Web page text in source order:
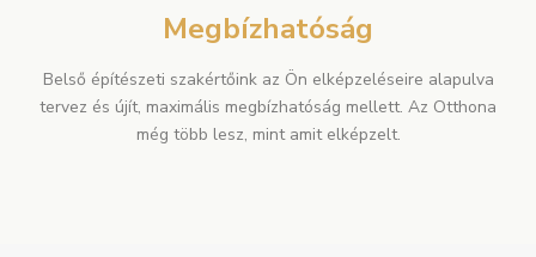
Megbízhatóság
Belső építészeti szakértőink az Ön elképzeléseire alapulva
tervez és újít, maximális megbízhatóság mellett. Az Otthona
még több lesz, mint amit elképzelt.